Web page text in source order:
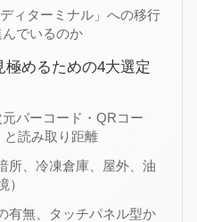
ィターミナル」への移行
でいるのか
めるための4大選定
バーコード・QRコー
と読み取り距離
所、冷凍倉庫、屋外、油
）
有無、タッチパネル型か